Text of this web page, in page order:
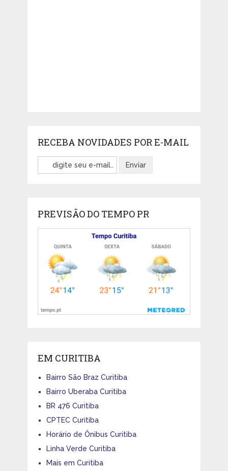
RECEBA NOVIDADES POR E-MAIL
PREVISÃO DO TEMPO PR
EM CURITIBA
Bairro São Braz Curitiba
Bairro Uberaba Curitiba
BR 476 Curitiba
CPTEC Curitiba
Horário de Ônibus Curitiba
Linha Verde Curitiba
Mais em Curitiba